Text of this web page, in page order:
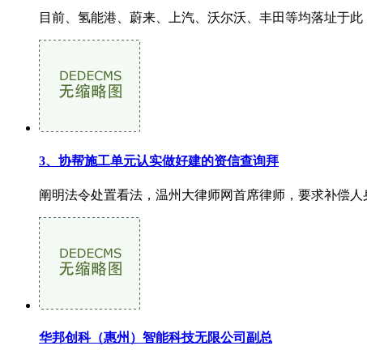
目前、氢能港、蔚来、上汽、沃尔沃、丰田等均落址于
3、协帮施工单元认实做好建的资信查询拜
阐明法令处置看法，温州大律师网首席律师，要求补偿
华邦创科（惠州）智能科技无限公司副总